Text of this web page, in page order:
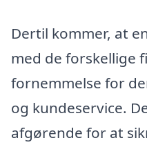
Dertil kommer, at
med de forskellige
fornemmelse for
og kundeservice.
afgørende for at